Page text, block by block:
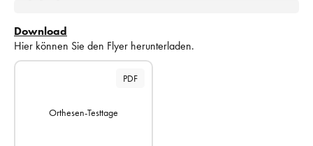
Download
Hier können Sie den Flyer herunterladen.
PDF
Orthesen-Testtage